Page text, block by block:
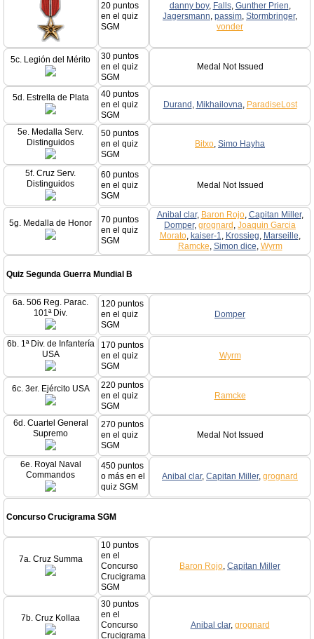
20 puntos
en el quiz
SGM
danny boy, Falls, Gunther Prien,
Jagersmann, passim, Stormbringer,
vonder
5c. Legión del Mérito
30 puntos
en el quiz
SGM
Medal Not Issued
5d. Estrella de Plata
40 puntos
en el quiz
SGM
Durand , Mikhailovna, ParadiseLost
5e. Medalla Serv.
Distinguidos
50 puntos
en el quiz
SGM
Bitxo, Simo Hayha
5f. Cruz Serv.
Distinguidos
60 puntos
en el quiz
SGM
Medal Not Issued
5g. Medalla de Honor
70 puntos
en el quiz
SGM
Anibal clar, Baron Rojo, Capitan Miller,
Domper, grognard , Joaquin Garcia
Morato, kaiser-1, Krossieg, Marseille,
Ramcke, Simon dice, Wyrm
Quiz Segunda Guerra Mundial B
6a. 506 Reg. Parac.
101ª Div.
120 puntos
en el quiz
SGM
Domper
6b. 1ª Div. de Infantería
USA
170 puntos
en el quiz
SGM
Wyrm
6c. 3er. Ejército USA
220 puntos
en el quiz
SGM
Ramcke
6d. Cuartel General
Supremo
270 puntos
en el quiz
SGM
Medal Not Issued
6e. Royal Naval
Commandos
450 puntos
o más en el
quiz SGM
Anibal clar, Capitan Miller, grognard
Concurso Crucigrama SGM
7a. Cruz Summa
10 puntos
en el
Concurso
Crucigrama
SGM
Baron Rojo, Capitan Miller
7b. Cruz Kollaa
30 puntos
en el
Concurso
Crucigrama
Anibal clar, grognard